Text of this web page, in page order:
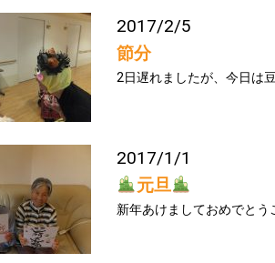
2017/2/5
節分
2日遅れましたが、今日は
2017/1/1
元旦
新年あけましておめでとう